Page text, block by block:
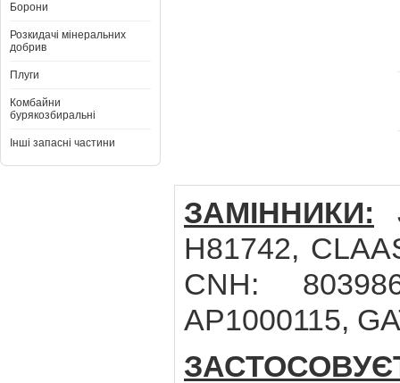
Борони
Розкидачі мінеральних
добрив
Плуги
Комбайни
бурякозбиральні
Інші запасні частини
ЗАМІННИКИ:
H81742,
CNH:
AP1000115,